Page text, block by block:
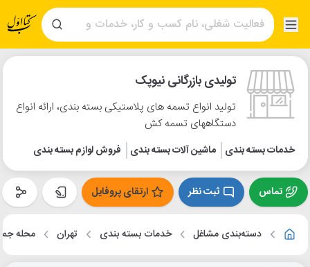
تولیدی بازرگانی نیوپک
تولید انواع تسمه های پلاستیکی بسته بندی، ارائه انواع
دستگاههای تسمه کش
خدمات بسته بندی ماشین آلات بسته بندی فروش لوازم بسته بندی
تماس ثبت نظر ارتقای پروفایل
دسته‌بندی مشاغل خدمات بسته بندی تهران محله